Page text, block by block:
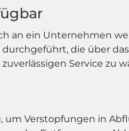
an ein Unternehmen
die über
Service zu
Verstopfungen in